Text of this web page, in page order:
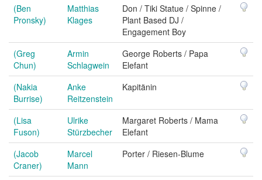
(Ben
Pronsky)
Matthias
Klages
Don / Tiki Statue / Spinne /
Plant Based DJ /
Engagement Boy
(Greg
Chun)
Armin
Schlagwein
George Roberts / Papa
Elefant
(Nakia
Burrise)
Anke
Reitzenstein
Kapitänin
(Lisa
Fuson)
Ulrike
Stürzbecher
Margaret Roberts / Mama
Elefant
(Jacob
Craner)
Marcel
Mann
Porter / Riesen-Blume